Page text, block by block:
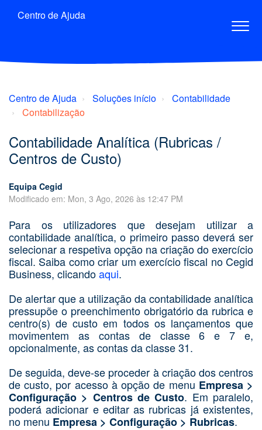
Centro de Ajuda
Centro de Ajuda Soluções início
Contabilidade
Contabilização
Contabilidade Analítica (Rubricas /
Centros de Custo)
Equipa Cegid
Modificado em: Mon, 3 Ago, 2026 às 12:47 PM
Para os utilizadores que desejam utilizar a
contabilidade analítica, o primeiro passo deverá ser
selecionar a respetiva opção na criação do exercício
fiscal. Saiba como criar um exercício fiscal no Cegid
Business, clicandoaqui.
De alertar que a utilização da contabilidade analítica
pressupõe o preenchimento obrigatório da rubrica e
centro(s) de custo em todos os lançamentos que
movimentem as contas de classe 6 e 7 e,
opcionalmente, as contas da classe 31.
De seguida, deve-se proceder à criação dos centros
de custo, por acesso à opção de menu Empresa >
Configuração > Centros de Custo. Em paralelo,
poderá adicionar e editar as rubricas já existentes,
no menu Empresa > Configuração > Rubricas.